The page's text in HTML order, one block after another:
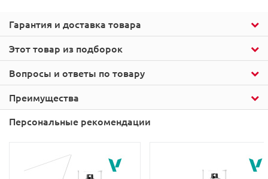
Этот товар из подборок
Гарантия и доставка товара
Вопросы и ответы по товару
Преимущества
Персональные рекомендации